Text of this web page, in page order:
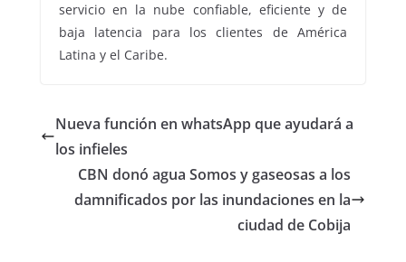
servicio en la nube confiable, eficiente y de
baja latencia para los clientes de América
Latina y el Caribe.
Nueva función en whatsApp que ayudará a
los infieles
CBN donó agua Somos y gaseosas a los
damnificados por las inundaciones en la
ciudad de Cobija